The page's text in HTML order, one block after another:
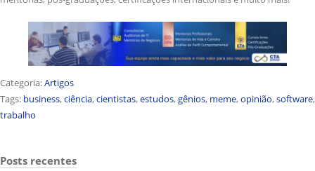
Categoria:Artigos
Tags: business,ciência,cientistas,estudos,gênios, meme,opinião,software,
trabalho
Posts recentes